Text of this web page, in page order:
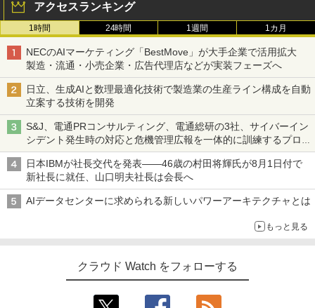
アクセスランキング
1時間 24時間 1週間 1カ月
NECのAIマーケティング「BestMove」が大手企業で活用拡大
製造・流通・小売企業・広告代理店などが実装フェーズへ
日立、生成AIと数理最適化技術で製造業の生産ライン構成を自動
立案する技術を開発
S&J、電通PRコンサルティング、電通総研の3社、サイバーイン
シデント発生時の対応と危機管理広報を一体的に訓練するプログ
ラムを提供
日本IBMが社長交代を発表――46歳の村田将輝氏が8月1日付で
新社長に就任、山口明夫社長は会長へ
AIデータセンターに求められる新しいパワーアーキテクチャとは
もっと見る
クラウド Watch をフォローする